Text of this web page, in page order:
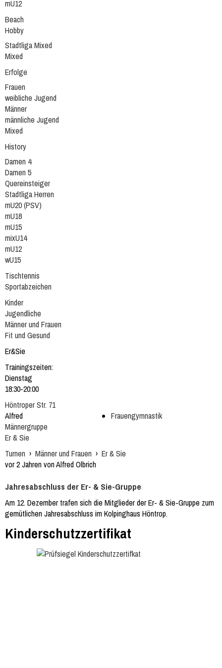
mU12
Beach
Hobby
Stadtliga Mixed
Mixed
Erfolge
Frauen
weibliche Jugend
Männer
männliche Jugend
Mixed
History
Damen 4
Damen 5
Quereinsteiger
Stadtliga Herren
mU20 (PSV)
mU18
mU15
mixU14
mU12
wU15
Tischtennis
Sportabzeichen
Kinder
Jugendliche
Männer und Frauen
Fit und Gesund
Er&Sie
Trainingszeiten:
Dienstag
18:30-20:00
Höntroper Str. 71
Alfred
Frauengymnastik
Männergruppe
Er & Sie
Turnen › Männer und Frauen › Er & Sie
vor 2 Jahren von Alfred Olbrich
Jahresabschluss der Er- & Sie-Gruppe
Am 12. Dezember trafen sich die Mitglieder der Er- & Sie-Gruppe zum
gemütlichen Jahresabschluss im Kolpinghaus Höntrop.
Kinderschutzzertifikat